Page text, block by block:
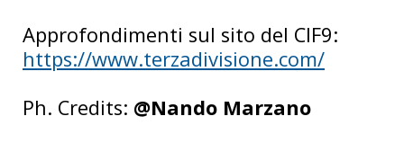
Approfondimenti sul sito del CIF9:
https://www.terzadivisione.com/
Ph. Credits: @Nando Marzano